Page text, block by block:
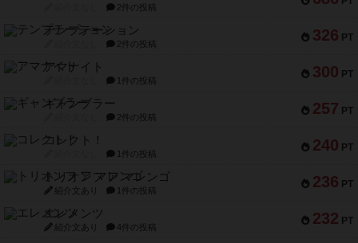
2件の投稿
326 PT
テンプテーション
2件の投稿
300 PT
アマナイト
1件の投稿
257 PT
ギャンブラー
2件の投稿
240 PT
コレクト！
1件の投稿
236 PT
トリオンフ ア マレンゴ
紹介文あり 1件の投稿
232 PT
エレメンツ
紹介文あり 4件の投稿